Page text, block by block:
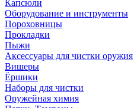
Капсюли
Оборудование и инструменты
Пороховницы
Прокладки
Пыжи
Аксессуары для чистки оружия
Вишеры
Ёршики
Наборы для чистки
Оружейная химия